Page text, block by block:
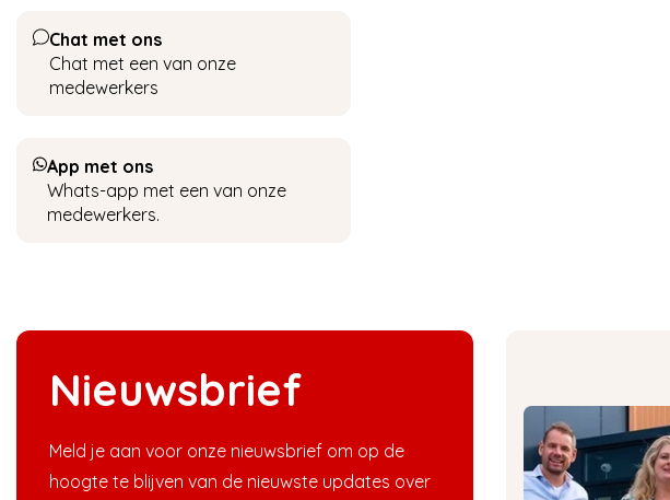
Chat met ons
Chat met een van onze
medewerkers
App met ons
Whats-app met een van onze
medewerkers.
Nieuwsbrief
Meld je aan voor onze nieuwsbrief om op de
hoogte te blijven van de nieuwste updates over